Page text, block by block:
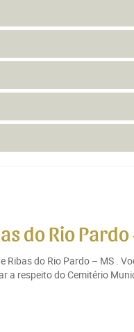
do Rio Pardo
do Rio Pardo – MS .
respeito do Cemitério